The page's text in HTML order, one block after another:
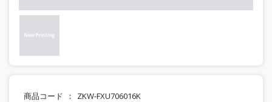
商品コード ZKW-FXU706016K